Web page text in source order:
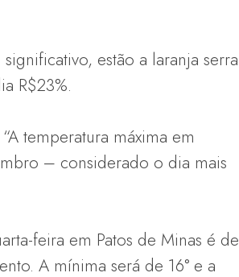
estão a laranja serra
R$23%.
temperatura máxima em
– considerado o dia mais
feira em Patos de Minas é de
A mínima será de 16° e a